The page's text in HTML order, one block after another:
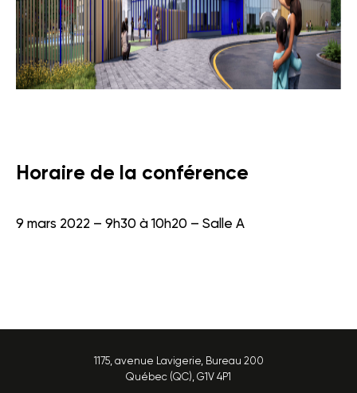
Horaire de la conférence
9 mars 2022 – 9h30 à 10h20 – Salle A
1175, avenue Lavigerie, Bureau 200
Québec (QC), G1V 4P1